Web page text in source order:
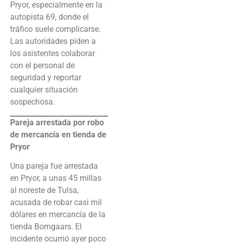
Pryor, especialmente en la
autopista 69, donde el
tráfico suele complicarse.
Las autoridades piden a
los asistentes colaborar
con el personal de
seguridad y reportar
cualquier situación
sospechosa.
Pareja arrestada por robo
de mercancía en tienda de
Pryor
Una pareja fue arrestada
en Pryor, a unas 45 millas
al noreste de Tulsa,
acusada de robar casi mil
dólares en mercancía de la
tienda Bomgaars. El
incidente ocurrió ayer poco